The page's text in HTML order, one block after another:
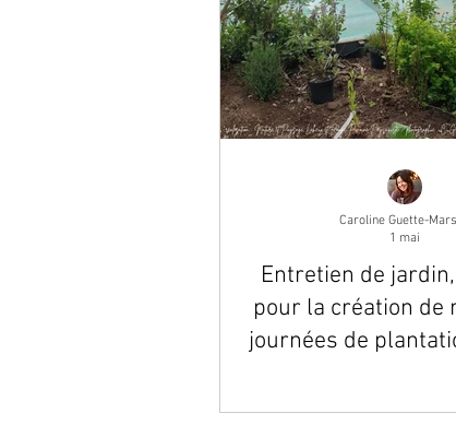
Entretien de jardin,
pour la création de
journées de
Caroline Guette-
1 mai